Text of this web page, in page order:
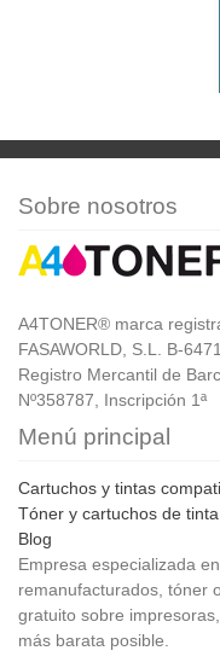
Sobre nosotros
A4TONER® marca
FASAWORLD, S.L. B-
Registro Mercantil de
Nº358787, Inscripción 1ª
Menú principal
Cartuchos y tintas
Tóner y cartuchos de
Blog
Empresa especializada
remanufacturados, tóner
gratuito sobre
más barata posible.